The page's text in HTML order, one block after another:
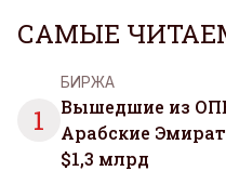
чаще люди ищут
и сейчас — без
организовывать,
самостоятельно.
САМЫЕ
1
БИРЖА
Вышедшие из
Арабские
$1,3 млрд